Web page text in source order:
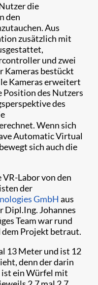
die
den
Aus
zusätzlich mit
und zwei
Kameras bestückt
Kameras erweitert
des Nutzers
des
Wenn sich
Automatic Virtual
sich auch die
Labor von den
der
GmbH aus
Dipl.Ing. Johannes
Team war rund
dem Projekt betraut.
13 Meter und ist 12
denn der darin
ein Würfel mit